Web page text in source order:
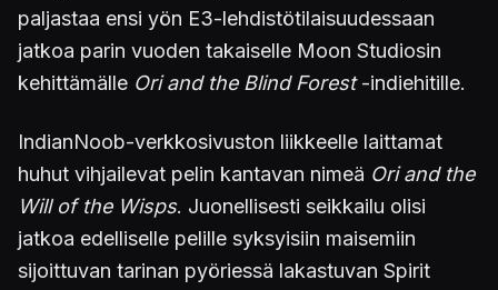
paljastaa ensi yön E3-lehdistötilaisuudessaan
jatkoa parin vuoden takaiselle Moon Studiosin
kehittämälle Ori and the Blind Forest-indiehitille.
IndianNoob-verkkosivuston liikkeelle laittamat
huhut vihjailevat pelin kantavan nimeä Ori and the
Will of the Wisps. Juonellisesti seikkailu olisi
jatkoa edelliselle pelille syksyisiin maisemiin
sijoittuvan tarinan pyöriessä lakastuvan Spirit